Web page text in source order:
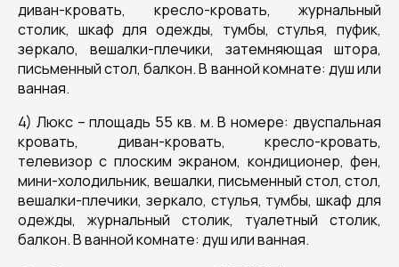
диван-кровать, кресло-кровать, журнальный
столик, шкаф для одежды, тумбы, стулья, пуфик,
зеркало, вешалки-плечики, затемняющая штора,
письменный стол, балкон. В ванной комнате: душ или
ванная.
4) Люкс – площадь 55 кв. м. В номере: двуспальная
кровать, диван-кровать, кресло-кровать,
телевизор с плоским экраном, кондиционер, фен,
мини-холодильник, вешалки, письменный стол, стол,
вешалки-плечики, зеркало, стулья, тумбы, шкаф для
одежды, журнальный столик, туалетный столик,
балкон. В ванной комнате: душ или ванная.